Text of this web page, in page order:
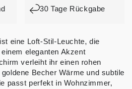
30 Tage Rückgabe
eine Loft-Stil-Leuchte, die
eleganten Akzent
verleiht ihr einen rohen
Becher Wärme und subtile
passt perfekt in Wohnzimmer,